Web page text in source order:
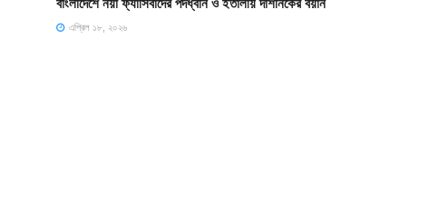
বাংলাদেশে নয়া ফ্যাসিবাদের পদধ্বনি ও ইতালীয় দার্শনিকের বয়ান
এপ্রিল ১৮, ২০২৬